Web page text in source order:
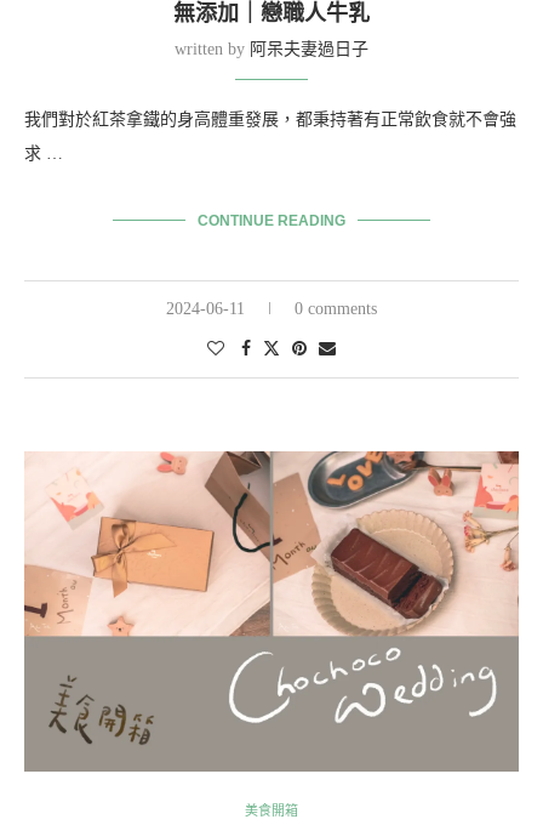
無添加｜戀職人牛乳
written by 阿呆夫妻過日子
我們對於紅茶拿鐵的身高體重發展，都秉持著有正常飲食就不會強
求 …
CONTINUE READING
2024-06-11 0 comments
美食開箱